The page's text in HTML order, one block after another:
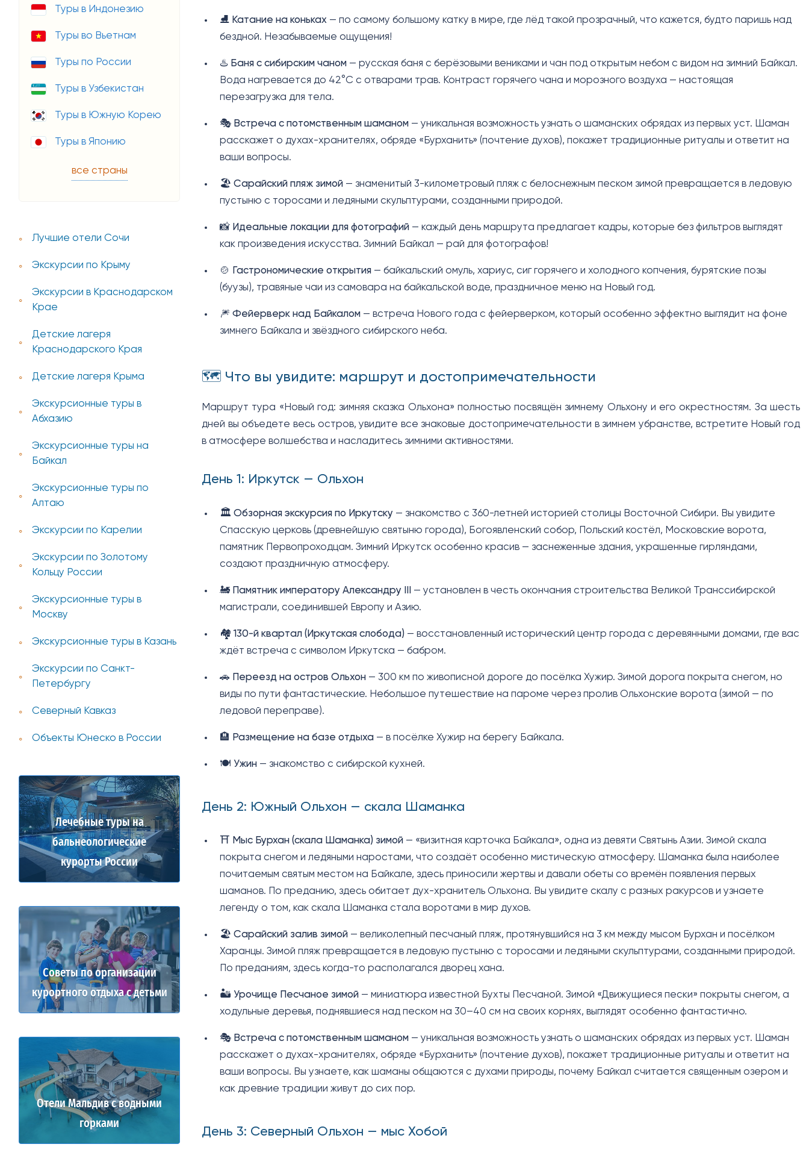
Туры в Индонезию
Туры во Вьетнам
Туры по России
Туры в Узбекистан
Туры в Южную Корею
Туры в Японию
все страны
Лучшие отели Сочи
Экскурсии по Крыму
Экскурсии в Краснодарском
Крае
Детские лагеря
Краснодарского Края
Детские лагеря Крыма
Экскурсионные туры в
Абхазию
Экскурсионные туры на
Байкал
Экскурсионные туры по
Алтаю
Экскурсии по Карелии
Экскурсии по Золотому
Кольцу России
Экскурсионные туры в
Москву
Экскурсионные туры в Казань
Экскурсии по Санкт-
Петербургу
Северный Кавказ
Объекты Юнеско в России
Лечебные туры на
бальнеологические
курорты России
Советы по организации
курортного отдыха с детьми
Отели Мальдив с водными
горками
⛸️ Катание на коньках — по самому большому катку в мире, где лёд такой прозрачный, что кажется, будто паришь над
бездной. Незабываемые ощущения!
♨️ Баня с сибирским чаном — русская баня с берёзовыми вениками и чан под открытым небом с видом на зимний Байкал.
Вода нагревается до 42°C с отварами трав. Контраст горячего чана и морозного воздуха — настоящая
перезагрузка для тела.
🎭 Встреча с потомственным шаманом — уникальная возможность узнать о шаманских обрядах из первых уст. Шаман
расскажет о духах-хранителях, обряде «Бурханить» (почтение духов), покажет традиционные ритуалы и ответит на
ваши вопросы.
🏖️Сарайский пляж зимой — знаменитый 3-километровый пляж с белоснежным песком зимой превращается в ледовую
пустыню с торосами и ледяными скульптурами, созданными природой.
📸 Идеальные локации для фотографий — каждый день маршрута предлагает кадры, которые без фильтров выглядят
как произведения искусства. Зимний Байкал — рай для фотографов!
🍲 Гастрономические открытия — байкальский омуль, хариус, сиг горячего и холодного копчения, бурятские позы
(буузы), травяные чаи из самовара на байкальской воде, праздничное меню на Новый год.
🎆Фейерверк над Байкалом — встреча Нового года с фейерверком, который особенно эффектно выглядит на фоне
зимнего Байкала и звёздного сибирского неба.
🗺️ Что вы увидите: маршрут и достопримечательности
Маршрут тура «Новый год: зимняя сказка Ольхона» полностью посвящён зимнему Ольхону и его окрестностям. За шесть
дней вы объедете весь остров, увидите все знаковые достопримечательности в зимнем убранстве, встретите Новый год
в атмосфере волшебства и насладитесь зимними активностями.
День 1: Иркутск — Ольхон
🏛️Обзорная экскурсия по Иркутску — знакомство с 360-летней историей столицы Восточной Сибири. Вы увидите
Спасскую церковь (древнейшую святыню города), Богоявленский собор, Польский костёл, Московские ворота,
памятник Первопроходцам. Зимний Иркутск особенно красив — заснеженные здания, украшенные гирляндами,
создают праздничную атмосферу.
🚂 Памятник императору Александру III
— установлен в честь окончания строительства Великой Транссибирской
магистрали, соединившей Европу и Азию.
🏘️130-й квартал (Иркутская слобода) — восстановленный исторический центр города с деревянными домами, где вас
ждёт встреча с символом Иркутска — бабром.
🚗 Переезд на остров Ольхон — 300 км по живописной дороге до посёлка Хужир. Зимой дорога покрыта снегом, но
виды по пути фантастические. Небольшое путешествие на пароме через пролив Ольхонские ворота (зимой — по
ледовой переправе).
🏨 Размещение на базе отдыха — в посёлке Хужир на берегу Байкала.
🍽️ Ужин — знакомство с сибирской кухней.
День 2: Южный Ольхон — скала Шаманка
⛩️ Мыс Бурхан (скала Шаманка) зимой — «визитная карточка Байкала», одна из девяти Святынь Азии. Зимой скала
покрыта снегом и ледяными наростами, что создаёт особенно мистическую атмосферу. Шаманка была наиболее
почитаемым святым местом на Байкале, здесь приносили жертвы и давали обеты со времён появления первых
шаманов. По преданию, здесь обитает дух-хранитель Ольхона. Вы увидите скалу с разных ракурсов и узнаете
легенду о том, как скала Шаманка стала воротами в мир духов.
🏖️Сарайский залив зимой — великолепный песчаный пляж, протянувшийся на 3 км между мысом Бурхан и посёлком
Харанцы. Зимой пляж превращается в ледовую пустыню с торосами и ледяными скульптурами, созданными природой.
По преданиям, здесь когда-то располагался дворец хана.
🏜️ Урочище Песчаное зимой — миниатюра известной Бухты Песчаной. Зимой «Движущиеся пески» покрыты снегом, а
ходульные деревья, поднявшиеся над песком на 30–40 см на своих корнях, выглядят особенно фантастично.
🎭 Встреча с потомственным шаманом — уникальная возможность узнать о шаманских обрядах из первых уст. Шаман
расскажет о духах-хранителях, обряде «Бурханить» (почтение духов), покажет традиционные ритуалы и ответит на
ваши вопросы. Вы узнаете, как шаманы общаются с духами природы, почему Байкал считается священным озером и
как древние традиции живут до сих пор.
День 3: Северный Ольхон — мыс Хобой